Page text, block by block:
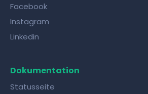
Facebook
Instagram
Linkedin
Dokumentation
Statusseite